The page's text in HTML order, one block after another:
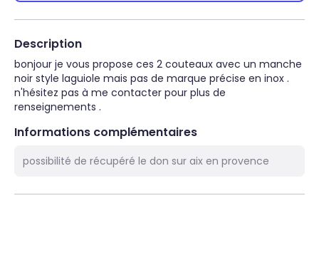
Description
bonjour je vous propose ces 2 couteaux avec un manche
noir style laguiole mais pas de marque précise en inox .
n'hésitez pas à me contacter pour plus de
renseignements .
Informations complémentaires
possibilité de récupéré le don sur aix en provence